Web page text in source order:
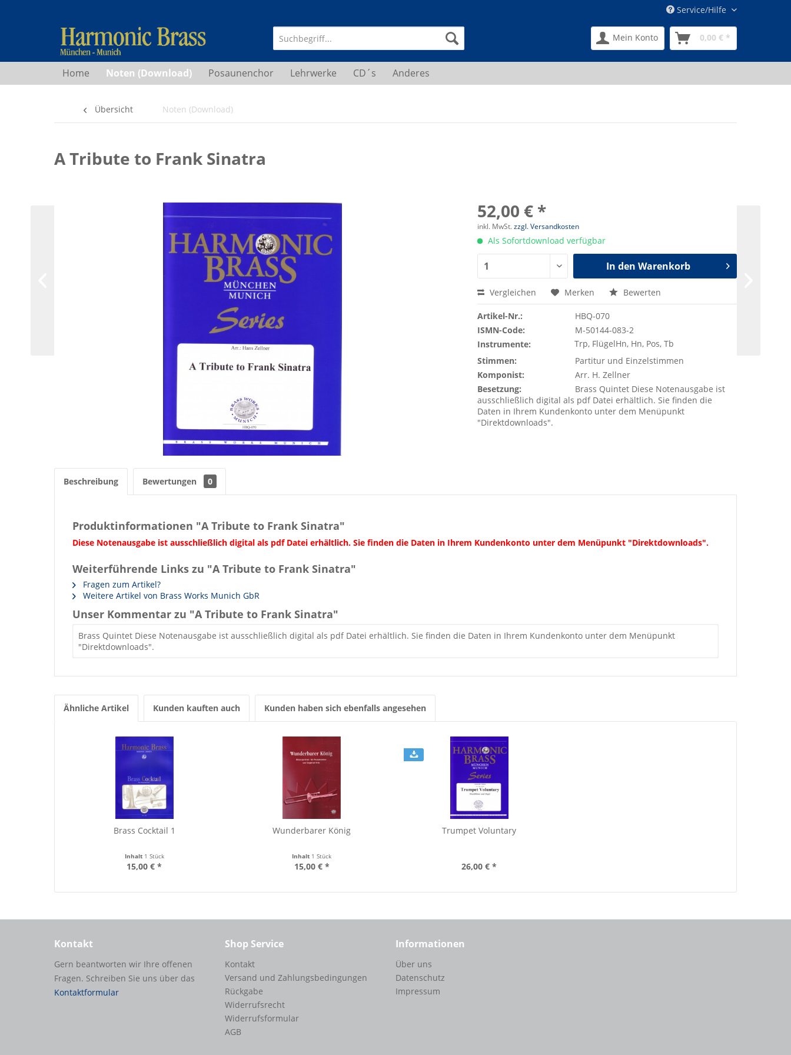
Service/Hilfe
Mein Konto 0,00 € *
Home Noten (Download) Posaunenchor Lehrwerke CD´s Anderes
Übersicht Noten (Download)
A Tribute to Frank Sinatra
52,00 € *
inkl. MwSt.zzgl. Versandkosten
Als Sofortdownload verfügbar
In den Warenkorb
Vergleichen Merken Bewerten
Artikel-Nr.:
HBQ-070
ISMN-Code:
M-50144-083-2
Instrumente:
Trp, FlügelHn, Hn, Pos, Tb
Stimmen:
Partitur und Einzelstimmen
Komponist:
Arr. H. Zellner
Besetzung:
Brass Quintet Diese Notenausgabe ist
ausschließlich digital als pdf Datei erhältlich. Sie finden die
Daten in Ihrem Kundenkonto unter dem Menüpunkt
"Direktdownloads".
Beschreibung Bewertungen 0
Produktinformationen "A Tribute to Frank Sinatra"
Diese Notenausgabe ist ausschließlich digital als pdf Datei erhältlich. Sie finden die Daten in Ihrem Kundenkonto unter dem Menüpunkt "Direktdownloads".
Weiterführende Links zu "A Tribute to Frank Sinatra"
Fragen zum Artikel?
Weitere Artikel von Brass Works Munich GbR
Unser Kommentar zu "A Tribute to Frank Sinatra"
Brass Quintet Diese Notenausgabe ist ausschließlich digital als pdf Datei erhältlich. Sie finden die Daten in Ihrem Kundenkonto unter dem Menüpunkt
"Direktdownloads".
Ähnliche Artikel Kunden kauften auch Kunden haben sich ebenfalls angesehen
Brass Cocktail 1
Inhalt 1 Stück
15,00 € *
Wunderbarer König
Inhalt 1 Stück
15,00 € *
Trumpet Voluntary
26,00 € *
Kontakt
Gern beantworten wir Ihre offenen
Fragen. Schreiben Sie uns über das
Kontaktformular
Shop Service
Kontakt
Versand und Zahlungsbedingungen
Rückgabe
Widerrufsrecht
Widerrufsformular
AGB
Informationen
Über uns
Datenschutz
Impressum